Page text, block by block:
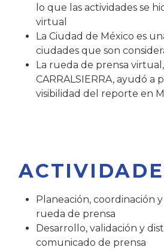
lo que las actividades se
virtual
La Ciudad de México es
ciudades que son
La rueda de prensa
CARRALSIERRA, ayudó a
visibilidad del reporte en
Planeación, coordinación
rueda de prensa
Desarrollo, validación y
comunicado de prensa